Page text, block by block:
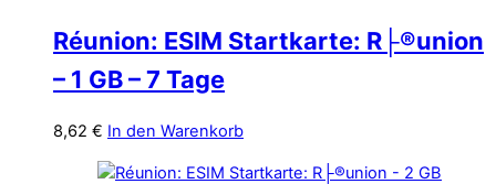
Réunion: ESIM Startkarte: R├®union
– 1 GB – 7 Tage
8,62 € In den Warenkorb